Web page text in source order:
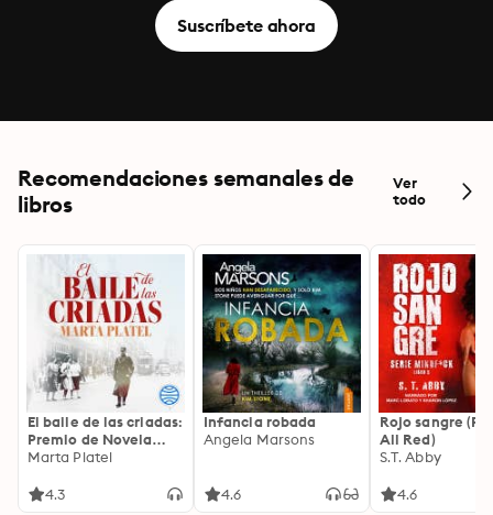
Suscríbete ahora
Recomendaciones semanales de
libros
Ver
todo
El baile de las criadas:
Premio de Novela
Fernando Lara 2026
Marta Platel
4.3
Infancia robada
Angela Marsons
4.6
Rojo sangre
All Red)
S.T. Abby
4.6